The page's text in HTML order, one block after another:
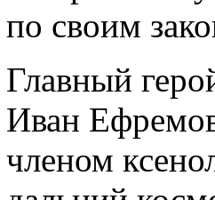
по своим
Главный
Иван
членом